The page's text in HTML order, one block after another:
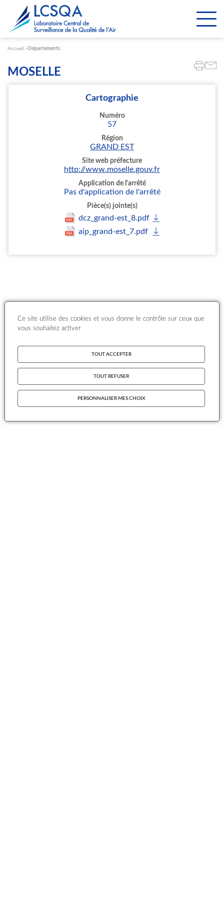
Accueil Départements
MOSELLE
Cartographie
Numéro
57
Région
GRAND EST
Site web préfecture
http://www.moselle.gouv.fr
Application de l'arrêté
Pas d'application de l'arrêté
Pièce(s) jointe(s)
dcz_grand-est_8.pdf
aip_grand-est_7.pdf
Paramétrer les cookies
Ce site utilise des cookies et vous donne le contrôle sur ceux que
vous souhaitez activer
TOUT ACCEPTER
TOUT REFUSER
PERSONNALISER MES CHOIX